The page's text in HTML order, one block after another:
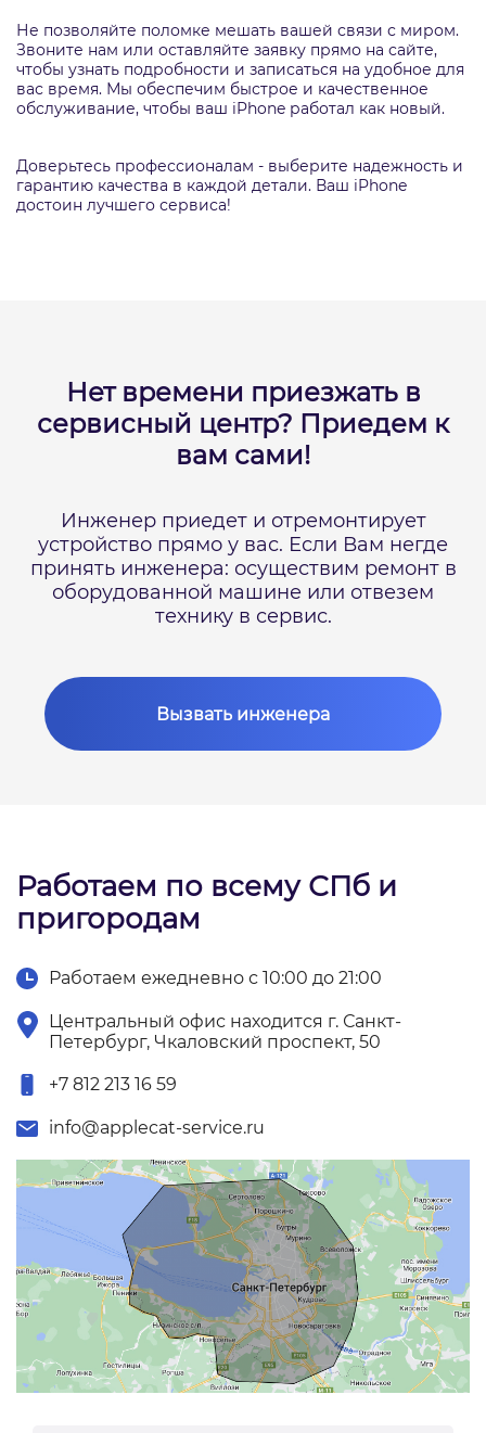
Не позволяйте поломке мешать вашей связи с миром.
Звоните нам или оставляйте заявку прямо на сайте,
чтобы узнать подробности и записаться на удобное для
вас время. Мы обеспечим быстрое и качественное
обслуживание, чтобы ваш iPhone работал как новый.
Доверьтесь профессионалам - выберите надежность и
гарантию качества в каждой детали. Ваш iPhone
достоин лучшего сервиса!
Нет времени приезжать в
сервисный центр? Приедем к
вам сами!
Инженер приедет и отремонтирует
устройство прямо у вас. Если Вам негде
принять инженера: осуществим ремонт в
оборудованной машине или отвезем
технику в сервис.
Вызвать инженера
Работаем по всему СПб и
пригородам
Работаем ежедневно с 10:00 до 21:00
Центральный офис находится г. Санкт-
Петербург, Чкаловский проспект, 50
+7 812 213 16 59
info@applecat-service.ru